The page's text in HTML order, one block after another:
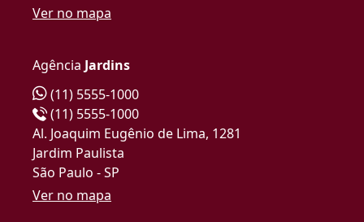
Ver no mapa
Agência Jardins
(11) 5555-1000
(11) 5555-1000
Al. Joaquim Eugênio de Lima, 1281
Jardim Paulista
São Paulo - SP
Ver no mapa